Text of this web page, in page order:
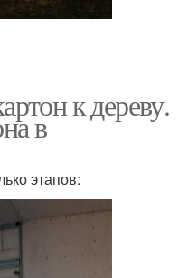
к дереву.
в
этапов: